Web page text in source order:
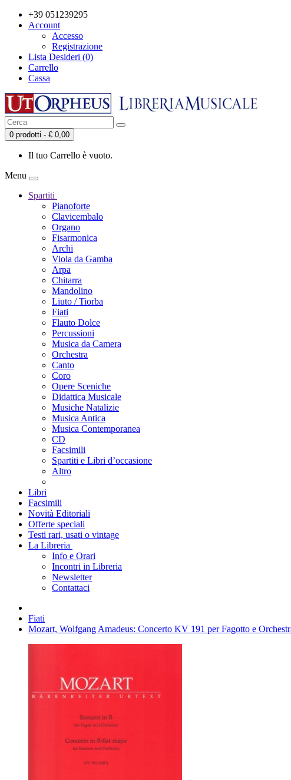
+39 051239295
Account
Accesso
Registrazione
Lista Desideri (0)
Carrello
Cassa
0 prodotti - € 0,00
Il tuo Carrello è vuoto.
Menu
Spartiti
Pianoforte
Clavicembalo
Organo
Fisarmonica
Archi
Viola da Gamba
Arpa
Chitarra
Mandolino
Liuto / Tiorba
Fiati
Flauto Dolce
Percussioni
Musica da Camera
Orchestra
Canto
Coro
Opere Sceniche
Didattica Musicale
Musiche Natalizie
Musica Antica
Musica Contemporanea
CD
Facsimili
Spartiti e Libri d’occasione
Altro
Libri
Facsimili
Novità Editoriali
Offerte speciali
Testi rari, usati o vintage
La Libreria
Info e Orari
Incontri in Libreria
Newsletter
Contattaci
Fiati
Mozart, Wolfgang Amadeus: Concerto KV 191 per Fagotto e